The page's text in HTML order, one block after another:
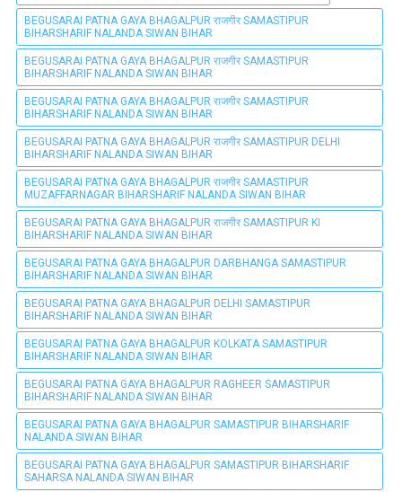
BEGUSARAI PATNA GAYA BHAGALPUR राजगीर SAMASTIPUR
BIHARSHARIF NALANDA SIWAN BIHAR
BEGUSARAI PATNA GAYA BHAGALPUR राजगीर SAMASTIPUR
BIHARSHARIF NALANDA SIWAN BIHAR
BEGUSARAI PATNA GAYA BHAGALPUR राजगीर SAMASTIPUR
BIHARSHARIF NALANDA SIWAN BIHAR
BEGUSARAI PATNA GAYA BHAGALPUR राजगीर SAMASTIPUR DELHI
BIHARSHARIF NALANDA SIWAN BIHAR
BEGUSARAI PATNA GAYA BHAGALPUR राजगीर SAMASTIPUR
MUZAFFARNAGAR BIHARSHARIF NALANDA SIWAN BIHAR
BEGUSARAI PATNA GAYA BHAGALPUR राजगीर SAMASTIPUR KI
BIHARSHARIF NALANDA SIWAN BIHAR
BEGUSARAI PATNA GAYA BHAGALPUR DARBHANGA SAMASTIPUR
BIHARSHARIF NALANDA SIWAN BIHAR
BEGUSARAI PATNA GAYA BHAGALPUR DELHI SAMASTIPUR
BIHARSHARIF NALANDA SIWAN BIHAR
BEGUSARAI PATNA GAYA BHAGALPUR KOLKATA SAMASTIPUR
BIHARSHARIF NALANDA SIWAN BIHAR
BEGUSARAI PATNA GAYA BHAGALPUR RAGHEER SAMASTIPUR
BIHARSHARIF NALANDA SIWAN BIHAR
BEGUSARAI PATNA GAYA BHAGALPUR SAMASTIPUR BIHARSHARIF
NALANDA SIWAN BIHAR
BEGUSARAI PATNA GAYA BHAGALPUR SAMASTIPUR BIHARSHARIF
SAHARSA NALANDA SIWAN BIHAR